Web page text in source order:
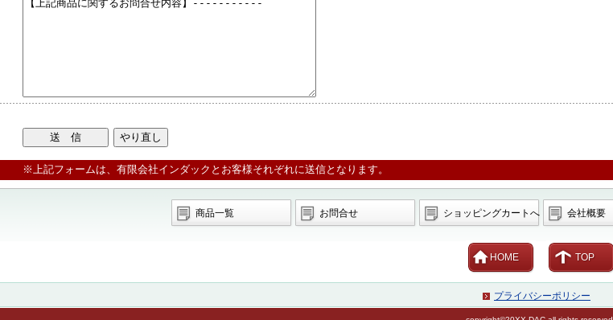
※上記フォームは、有限会社インダックとお客様それぞれに送信となります。
商品一覧 お問合せ ショッピングカートへ 会社概要
HOME TOP
プライバシーポリシー